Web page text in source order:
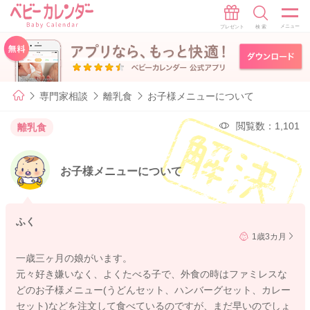
専門家相談 離乳食 お子様メニューについて
離乳食 閲覧数：1,101
お子様メニューについて
ふく
1歳3カ月
一歳三ヶ月の娘がいます。
元々好き嫌いなく、よくたべる子で、外食の時はファミレスな
どのお子様メニュー(うどんセット、ハンバーグセット、カレー
セット)などを注文して食べているのですが、まだ早いのでしょ